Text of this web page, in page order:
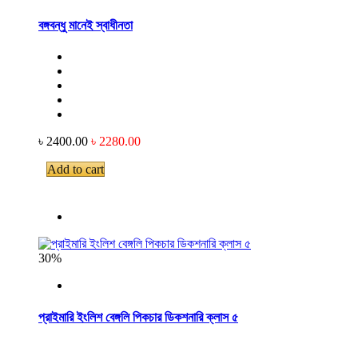
বঙ্গবন্ধু মানেই স্বাধীনতা
৳ 2400.00 ৳ 2280.00
Add to cart
30%
প্রাইমারি ইংলিশ বেঙ্গলি পিকচার ডিকশনারি ক্লাস ৫